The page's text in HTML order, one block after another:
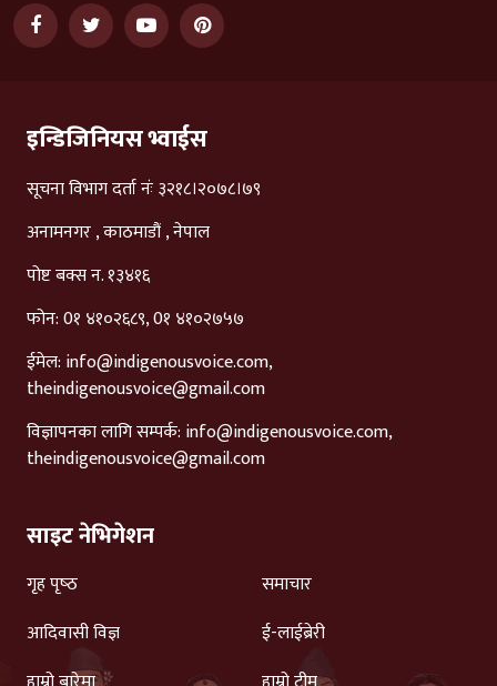
इन्डिजिनियस भ्वाईस
सूचना विभाग दर्ता नंः ३२१८।२०७८।७९
अनामनगर , काठमाडौं , नेपाल
पोष्ट बक्स न. १३४१६
फोन: 0१ ४१०२६८९, 0१ ४१०२७५७
ईमेल: info@indigenousvoice.com,
theindigenousvoice@gmail.com
विज्ञापनका लागि सम्पर्क: info@indigenousvoice.com,
theindigenousvoice@gmail.com
साइट नेभिगेशन
गृह पृष्‍ठ
समाचार
आदिवासी विज्ञ
ई-लाईब्रेरी